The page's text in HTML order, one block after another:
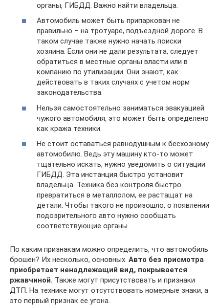
органы, ГИБДД. Важно найти владельца.
Автомобиль может быть припаркован не
правильно – на тротуаре, подъездной дороге. В
таком случае также нужно начать поиски
хозяина. Если они не дали результата, следует
обратиться в местные органы власти или в
компанию по утилизации. Они знают, как
действовать в таких случаях с учетом норм
законодательства.
Нельзя самостоятельно заниматься эвакуацией
чужого автомобиля, это может быть определено
как кража техники.
Не стоит оставаться равнодушным к бесхозному
автомобилю. Ведь эту машину кто-то может
тщательно искать, нужно уведомить о ситуации
ГИБДД. Эта инстанция быстро установит
владельца. Техника без контроля быстро
превратиться в металлолом, ее растащат на
детали. Чтобы такого не произошло, о появлении
подозрительного авто нужно сообщать
соответствующие органы.
По каким признакам можно определить, что автомобиль
брошен? Их несколько, основных. Авто без присмотра
приобретает ненадлежащий вид, покрывается
ржавчиной. Также могут присутствовать и признаки
ДТП. На технике могут отсутствовать номерные знаки, а
это первый признак ее угона.